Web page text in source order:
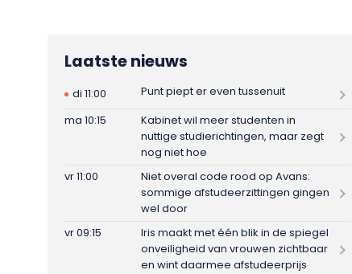
Laatste nieuws
di 11:00
Punt piept er even tussenuit
ma 10:15
Kabinet wil meer studenten in
nuttige studierichtingen, maar zegt
nog niet hoe
vr 11:00
Niet overal code rood op Avans:
sommige afstudeerzittingen gingen
wel door
vr 09:15
Iris maakt met één blik in de spiegel
onveiligheid van vrouwen zichtbaar
en wint daarmee afstudeerprijs